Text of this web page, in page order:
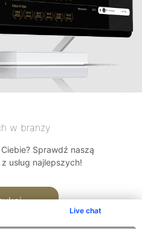
Live chat
w branży
Sprawdź naszą
usług najlepszych!